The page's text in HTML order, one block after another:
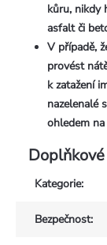
kůru, nikdy
asfalt či
V případě,
provést
k zatažení
nazelenalé
ohledem na
Kategorie:
Bezpečnost: